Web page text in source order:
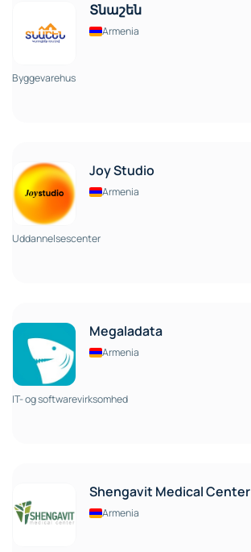
Տնաշեն
Armenia
Byggevarehus
Joy Studio
Armenia
Uddannelsescenter
Megaladata
Armenia
IT- og softwarevirksomhed
Shengavit Medical Center
Armenia